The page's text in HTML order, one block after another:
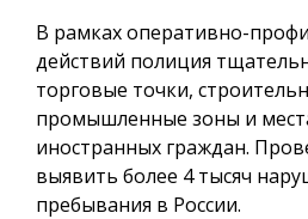
В рамках оперативно-
действий полиция
торговые точки,
промышленные зоны и
иностранных граждан.
выявить более 4 тысяч
пребывания в России.